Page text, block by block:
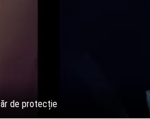
de protecție